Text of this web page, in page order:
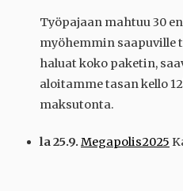
Työpajaan mahtuu 30
myöhemmin saapuville
haluat koko paketin,
aloitamme tasan kello
maksutonta.
la 25.9. Megapolis2025